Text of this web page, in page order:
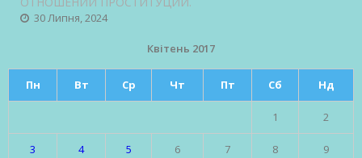
30 Липня, 2024
Квітень 2017
Пн Вт Ср Чт Пт Сб Нд
1 2
3 4 5 6 7 8 9